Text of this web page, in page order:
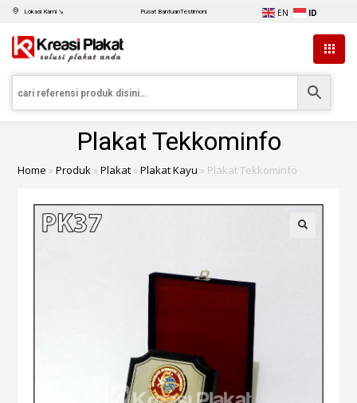
Lokasi Kami ↘ Pusat BantuanTestimoni EN ID
Plakat Tekkominfo
Home »Produk»Plakat»Plakat Kayu » Plakat Tekkominfo